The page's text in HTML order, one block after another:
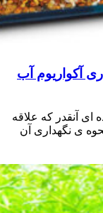
آکواریوم آب
ای آنقدر که علاقه
ی نگهداری آن